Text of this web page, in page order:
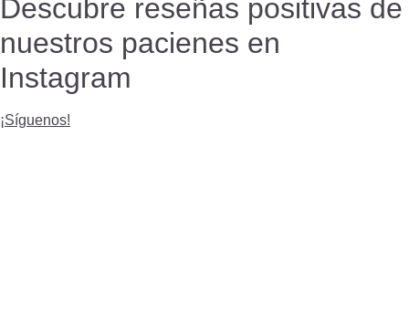
Descubre reseñas positivas de
nuestros pacienes en
Instagram
¡Síguenos!